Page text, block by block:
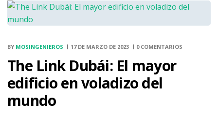
BY MOSINGENIEROS 17 DE MARZO DE 2023 0 COMENTARIOS
The Link Dubái: El mayor
edificio en voladizo del
mundo